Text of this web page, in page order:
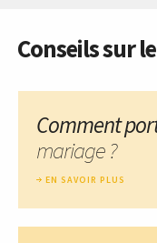
Conseils sur
Comment
mariage ?
EN SAVOIR PLUS